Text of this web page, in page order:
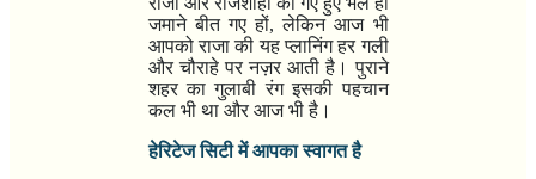
जमाने बीत गए हों,लेकिन आज भी
आपको राजा की यह प्लानिंग हर गली
और चौराहे पर नज़र आती है। पुराने
शहर का गुलाबी रंग इसकी पहचान
कल भी था और आज भी है।
हेरिटेज सिटी में आपका स्वागत है